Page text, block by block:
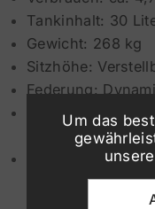
Um das
Tankinhalt: 30
Gewicht: 268 kg
Sitzhöhe:
Federung:
Bremsen:
hinten Scheibe
TFT-